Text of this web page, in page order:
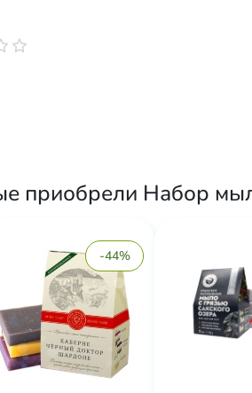
приобрели Набор
-44%